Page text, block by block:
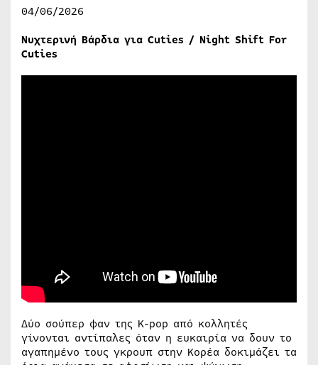
04/06/2026
Νυχτερινή Βάρδια για Cuties / Night Shift For
Cuties
Δύο σούπερ φαν της K-pop από κολλητές
γίνονται αντίπαλες όταν η ευκαιρία να δουν το
αγαπημένο τους γκρουπ στην Κορέα δοκιμάζει τα